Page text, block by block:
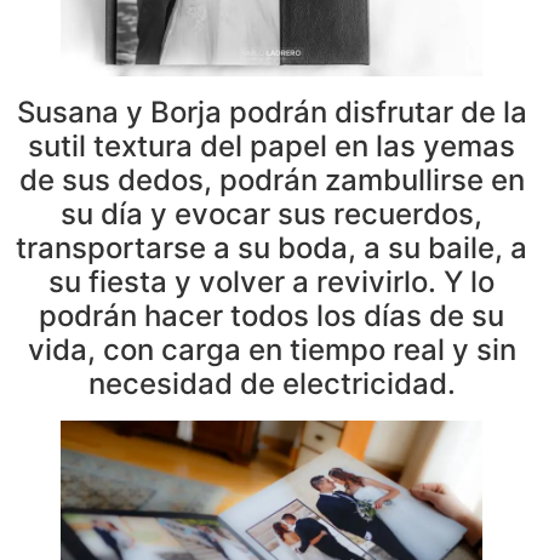
Susana y Borja podrán disfrutar de la
sutil textura del papel en las yemas
de sus dedos, podrán zambullirse en
su día y evocar sus recuerdos,
transportarse a su boda, a su baile, a
su fiesta y volver a revivirlo. Y lo
podrán hacer todos los días de su
vida, con carga en tiempo real y sin
necesidad de electricidad.